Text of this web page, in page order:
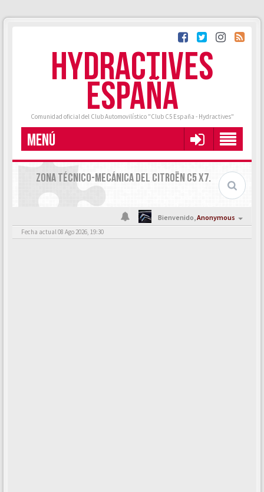
HYDRACTIVES
ESPAÑA
Comunidad oficial del Club Automovilístico "Club C5 España - Hydractives"
MENÚ
ZONA TÉCNICO-MECÁNICA DEL CITROËN C5 X7.
Bienvenido,Anonymous
Fecha actual 08 Ago 2026, 19:30